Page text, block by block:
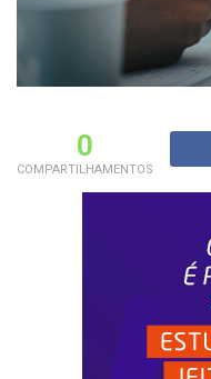
0
COMPARTILHAMENTOS